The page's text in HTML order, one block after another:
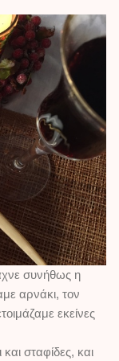
συνήθως η
αρνάκι, τον
εκείνες
σταφίδες, και